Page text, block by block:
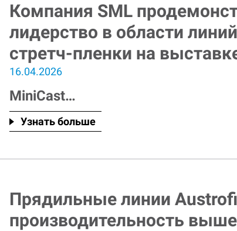
Компания SML
лидерство в области
стретч-пленки на
16.04.2026
MiniCast…
Узнать больше
Прядильные линии
производительность выше